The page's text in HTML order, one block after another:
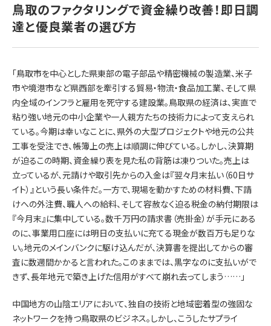
鳥取のファクタリングで資金繰り改善！即日調
達と優良業者の選び方
「鳥取市を中心とした県東部の電子部品や精密機械の製造業、米子
市や境港市など県西部を牽引する貿易・物流・食品加工業、そして県
内全域のインフラと雇用を死守する建設業。鳥取県の経済は、実直で
粘り強い地元の中小企業や一人親方たちの技術力によって支えられ
ている。今期は幸いなことに、県外の大型プロジェクトや地元の公共
工事を受注でき、帳簿上の売上は順調に伸びている。しかし、決算期
が迫るこの時期、資金繰り表を見た私の背筋は凍りついた。売上は
立っているが、元請けや取引先からの入金は『翌々月末払い（60日サ
イト）』という長い条件だ。一方で、現場を動かすための材料費、下請
けへの外注費、職人への給料、そして容赦なく迫る税金の納付期限は
『今月末』に集中している。数千万円の請求書（売掛金）が手元にある
のに、事業用口座には明日の支払いに充てる現金が数百万も足りな
い。地元のメインバンクに駆け込んだが、決算書を提出してからの審
査に数週間かかると言われた。このままでは、黒字なのに支払いがで
きず、長年地元で築き上げた信用がすべて崩れ去ってしまう……」
中国地方の山陰エリアにおいて、独自の技術と地域密着型の強固な
ネットワークを持つ鳥取県のビジネス。しかし、こうしたサプライ